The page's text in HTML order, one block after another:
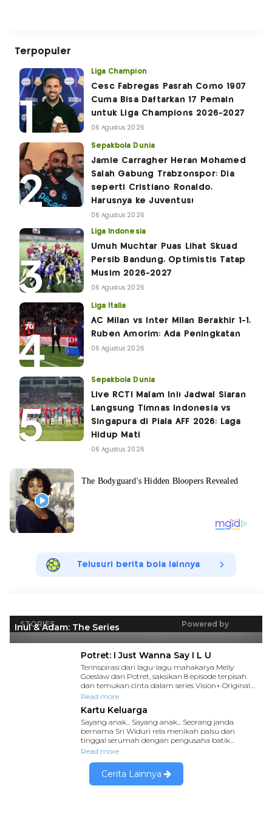
Terpopuler
Liga Champion
Cesc Fabregas Pasrah Como 1907
Cuma Bisa Daftarkan 17 Pemain
untuk Liga Champions 2026-2027
06 Agustus 2026
Sepakbola Dunia
Jamie Carragher Heran Mohamed
Salah Gabung Trabzonspor: Dia
seperti Cristiano Ronaldo,
Harusnya ke Juventus!
06 Agustus 2026
Liga Indonesia
Umuh Muchtar Puas Lihat Skuad
Persib Bandung, Optimistis Tatap
Musim 2026-2027
06 Agustus 2026
Liga Italia
AC Milan vs Inter Milan Berakhir 1-1,
Ruben Amorim: Ada Peningkatan
06 Agustus 2026
Sepakbola Dunia
Live RCTI Malam Ini! Jadwal Siaran
Langsung Timnas Indonesia vs
Singapura di Piala AFF 2026: Laga
Hidup Mati
06 Agustus 2026
Telusuri berita bola lainnya